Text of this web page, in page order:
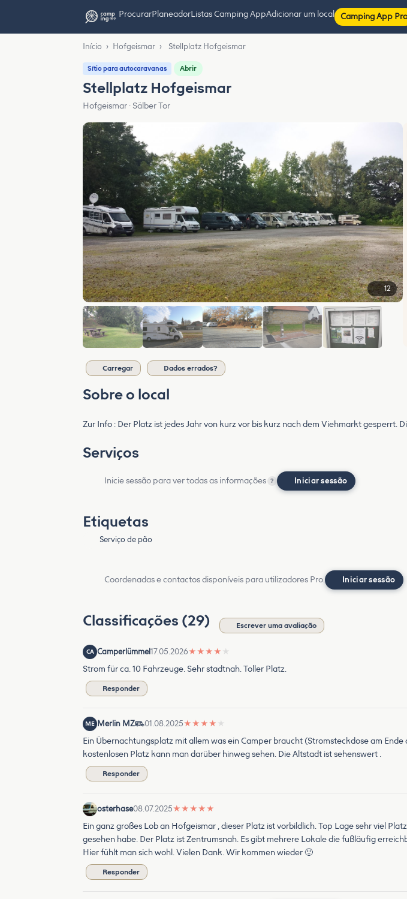
ProcurarPlaneadorListas Camping AppAdicionar um local Camping App Pro
Início › Hofgeismar › Stellplatz Hofgeismar
Sítio para autocaravanas Abrir
Stellplatz Hofgeismar
Hofgeismar · Sälber Tor
12
Carregar Dados errados?
Sobre o local
Zur Info : Der Platz ist jedes Jahr von kurz vor bis kurz nach dem Viehmarkt gesperrt.
Serviços
Inicie sessão para ver todas as informações ? Iniciar sessão
Etiquetas
Serviço de pão
Coordenadas e contactos disponíveis para utilizadores Pro. Iniciar sessão
Classificações (29) Escrever uma avaliação
CA Camperlümmel17.05.2026★ ★ ★ ★ ★
Strom für ca. 10 Fahrzeuge. Sehr stadtnah. Toller Platz.
Responder
ME Merlin MZ 01.08.2025★ ★ ★ ★ ★
Ein Übernachtungsplatz mit allem was ein Camper braucht (Stromsteckdose am
kostenlosen Platz kann man darüber hinweg sehen. Die Altstadt ist sehenswert .
Responder
osterhase08.07.2025★ ★ ★ ★ ★
Ein ganz großes Lob an Hofgeismar , dieser Platz ist vorbildlich. Top Lage sehr viel
gesehen habe. Der Platz ist Zentrumsnah. Es gibt mehrere Lokale die fußläufig
Hier fühlt man sich wohl. Vielen Dank. Wir kommen wieder 🙂
Responder